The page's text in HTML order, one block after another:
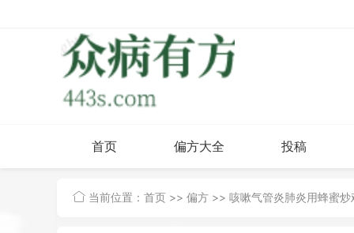
首页 偏方大全 投稿
当前位置： 首页 >> 偏方 >> 咳嗽气管炎肺炎用蜂蜜